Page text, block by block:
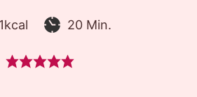
kcal Zubereitungszeit:
20Minuten
Min.